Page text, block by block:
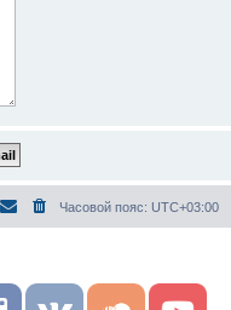
Часовой пояс: UTC+03:00